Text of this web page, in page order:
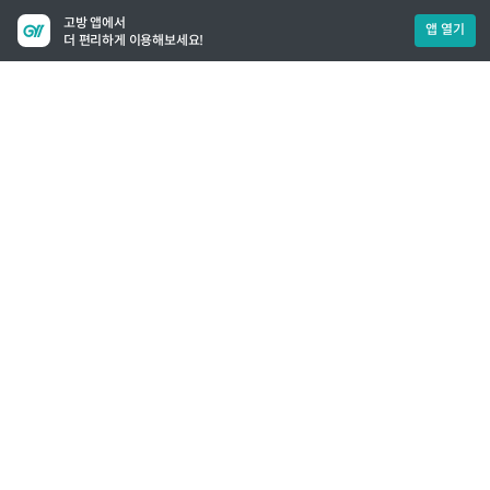
고방 앱에서
더 편리하게 이용해보세요!
앱 열기